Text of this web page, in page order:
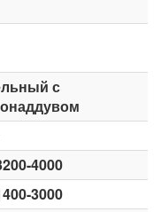
с
4000
3000